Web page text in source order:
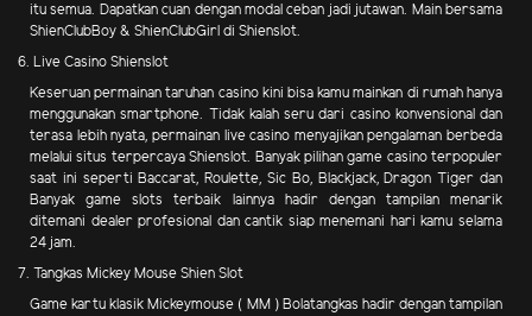
itu semua. Dapatkan cuan dengan modal ceban jadi jutawan. Main bersama
ShienClubBoy & ShienClubGirl di Shienslot.
6. Live Casino Shienslot
Keseruan permainan taruhan casino kini bisa kamu mainkan di rumah hanya
menggunakan smartphone. Tidak kalah seru dari casino konvensional dan
terasa lebih nyata, permainan live casino menyajikan pengalaman berbeda
melalui situs terpercaya Shienslot. Banyak pilihan game casino terpopuler
saat ini seperti Baccarat, Roulette, Sic Bo, Blackjack, Dragon Tiger dan
Banyak game slots terbaik lainnya hadir dengan tampilan menarik
ditemani dealer profesional dan cantik siap menemani hari kamu selama
24 jam.
7. Tangkas Mickey Mouse Shien Slot
Game kartu klasik Mickeymouse ( MM ) Bolatangkas hadir dengan tampilan